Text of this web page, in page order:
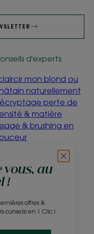
vous, au
!
offres &
conseils en 1 Clic !
d'experts
mon blond ou
naturellement
perte de
& matière
& brushing en
quoi être éco-
?
Contact